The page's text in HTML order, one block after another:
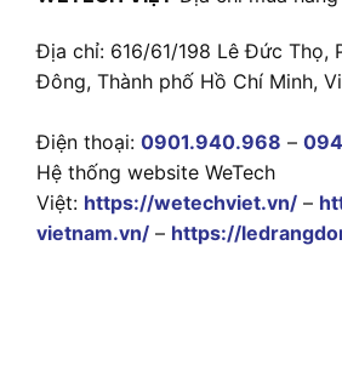
Địa chỉ: 616/61/198 Lê Đức Thọ,
Đông, Thành phố Hồ Chí Minh,
Điện thoại: 0901.940.968 –
Hệ thống website WeTech
Việt: https://wetechviet.vn/ –
vietnam.vn/ – https://